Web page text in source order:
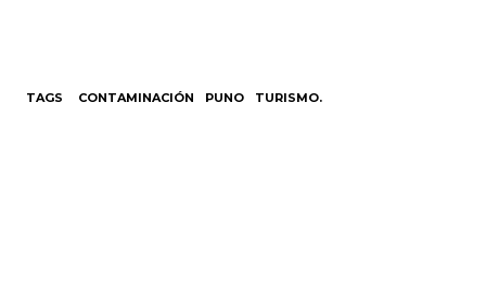
TAGS CONTAMINACIÓN PUNO TURISMO.